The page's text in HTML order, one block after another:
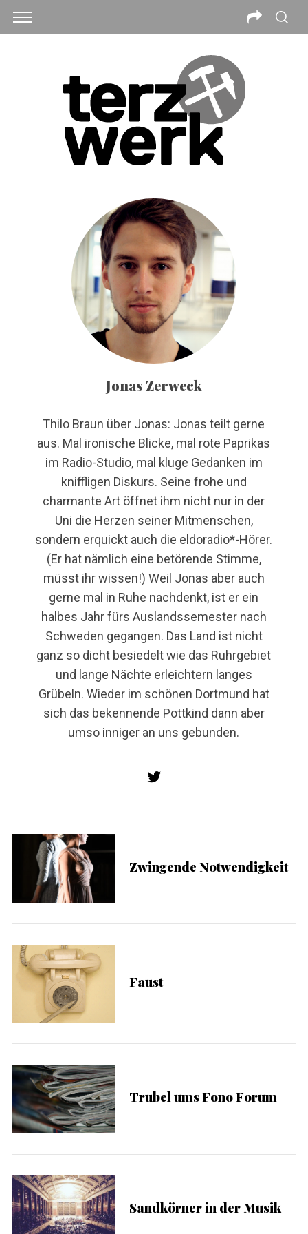
Jonas Zerweck
Thilo Braun über Jonas: Jonas teilt gerne
aus. Mal ironische Blicke, mal rote Paprikas
im Radio-Studio, mal kluge Gedanken im
kniffligen Diskurs. Seine frohe und
charmante Art öffnet ihm nicht nur in der
Uni die Herzen seiner Mitmenschen,
sondern erquickt auch die eldoradio*-Hörer.
(Er hat nämlich eine betörende Stimme,
müsst ihr wissen!) Weil Jonas aber auch
gerne mal in Ruhe nachdenkt, ist er ein
halbes Jahr fürs Auslandssemester nach
Schweden gegangen. Das Land ist nicht
ganz so dicht besiedelt wie das Ruhrgebiet
und lange Nächte erleichtern langes
Grübeln. Wieder im schönen Dortmund hat
sich das bekennende Pottkind dann aber
umso inniger an uns gebunden.
Zwingende Notwendigkeit
Faust
Trubel ums Fono Forum
Sandkörner in der Musik
S
e